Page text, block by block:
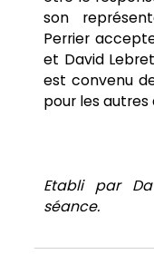
son
Perrier
et David
est convenu
pour les
Etabli par
séance.